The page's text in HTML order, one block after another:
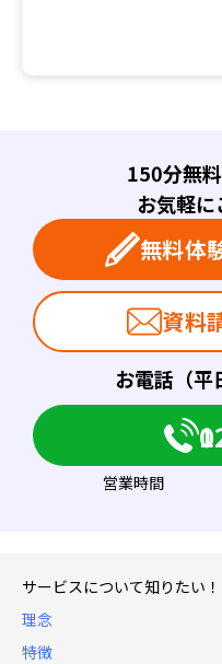
お電話（平
150分無
お気軽
無料体
営業時間
資料
サービスについて知りたい！
理念
特徴